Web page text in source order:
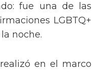
fue una de las
LGBTQ+
noche.
en el marco